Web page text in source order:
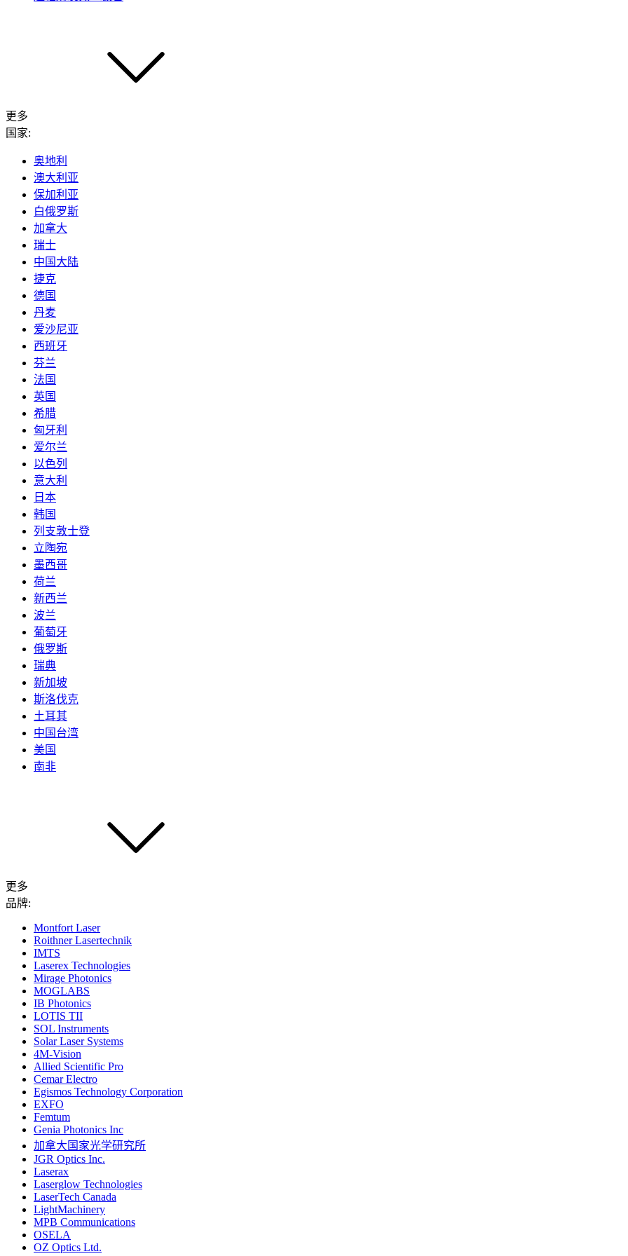
更多
国家:
奥地利
澳大利亚
保加利亚
白俄罗斯
加拿大
瑞士
中国大陆
捷克
德国
丹麦
爱沙尼亚
西班牙
芬兰
法国
英国
希腊
匈牙利
爱尔兰
以色列
意大利
日本
韩国
列支敦士登
立陶宛
墨西哥
荷兰
新西兰
波兰
葡萄牙
俄罗斯
瑞典
新加坡
斯洛伐克
土耳其
中国台湾
美国
南非
更多
品牌:
Montfort Laser
Roithner Lasertechnik
IMTS
Laserex Technologies
Mirage Photonics
MOGLABS
IB Photonics
LOTIS TII
SOL Instruments
Solar Laser Systems
4M-Vision
Allied Scientific Pro
Cemar Electro
Egismos Technology Corporation
EXFO
Femtum
Genia Photonics Inc
加拿大国家光学研究所
JGR Optics Inc.
Laserax
Laserglow Technologies
LaserTech Canada
LightMachinery
MPB Communications
OSELA
OZ Optics Ltd.